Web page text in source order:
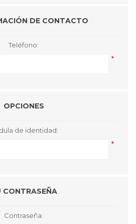
DE CONTACTO
Teléfono:
*
OPCIONES
de identidad:
*
CONTRASEÑA
Contraseña: